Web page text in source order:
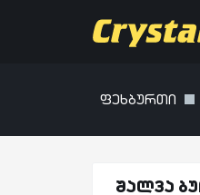
ფეხბურთი
შალვა